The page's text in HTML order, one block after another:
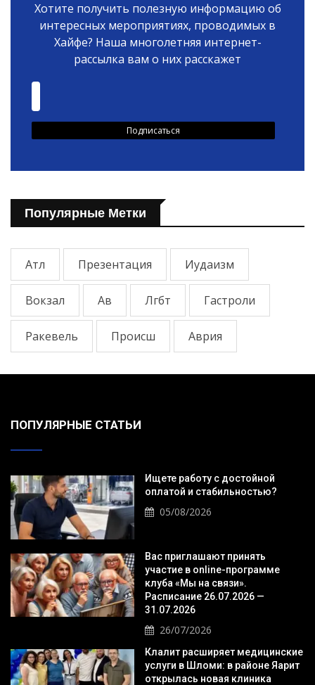
Хотите получить полезную информацию об
интересных мероприятиях, проводимых в
Хайфе? Наша многолетняя интернет-
рассылка вам о них расскажет
Популярные Метки
Атл Презентация Иудаизм
Вокзал Ав Лгбт Гастроли
Ракевель Происш Аврия
ПОПУЛЯРНЫЕ СТАТЬИ
Ищете работу с достойной
оплатой и стабильностью?
05/08/2026
Вас приглашают принять
участие в online-программе
клуба «Мы на связи».
Расписание 26.07.2026 —
31.07.2026
26/07/2026
Клалит расширяет медицинские
услуги в Шломи: в районе Яарит
открылась новая клиника